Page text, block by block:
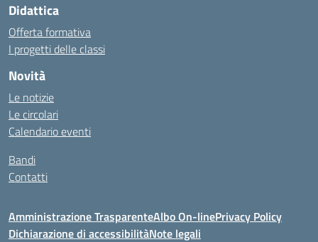
Didattica
Offerta formativa
I progetti delle classi
Novità
Le notizie
Le circolari
Calendario eventi
Bandi
Contatti
Amministrazione TrasparenteAlbo On-linePrivacy Policy
Dichiarazione di accessibilitàNote legali